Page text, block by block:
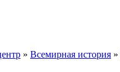
» Всемирная история »